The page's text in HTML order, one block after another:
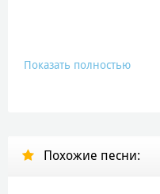
Показать полностью
Похожие песни: